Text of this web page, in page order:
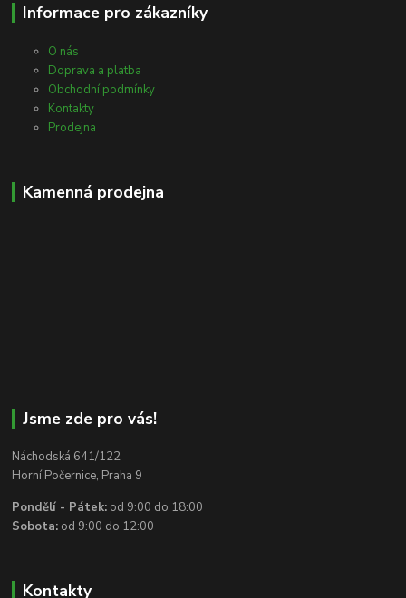
Informace pro zákazníky
O nás
Doprava a platba
Obchodní podmínky
Kontakty
Prodejna
Kamenná prodejna
Jsme zde pro vás!
Náchodská 641/122
Horní Počernice, Praha 9
Pondělí - Pátek: od 9:00 do 18:00
Sobota: od 9:00 do 12:00
Kontakty